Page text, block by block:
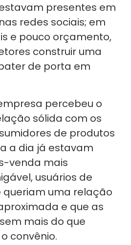
presentes em
redes sociais; em
e pouco orçamento,
construir uma
de porta em
percebeu o
sólida com os
de produtos
a dia já estavam
venda mais
usuários de
queriam uma relação
e que as
mais do que
convênio.